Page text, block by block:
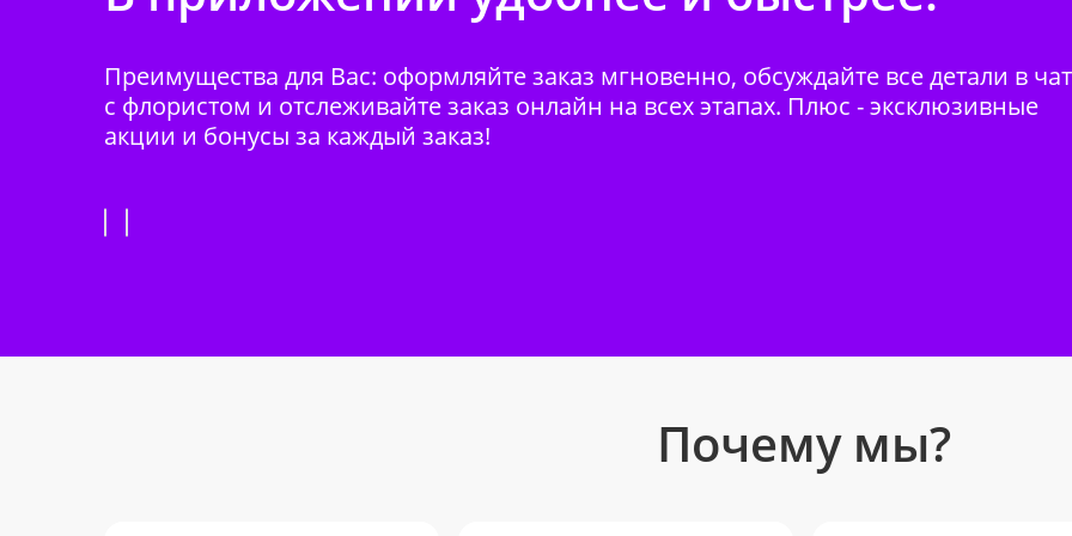
Преимущества для Вас: оформляйте заказ мгновенно, обсуждайте все детали в
с флористом и отслеживайте заказ онлайн на всех этапах. Плюс - эксклюзивные
акции и бонусы за каждый заказ!
Почему мы?